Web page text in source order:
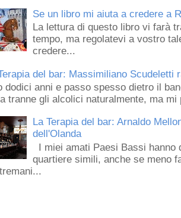
Se un libro mi aiuta a credere a
La lettura di questo libro vi farà
tempo, ma regolatevi a vostro
credere...
del bar: Massimiliano
dodici anni e passo spesso dietro il
tranne gli alcolici naturalmente, ma mi
La Terapia del bar: Arnaldo
dell'Olanda
I miei amati Paesi Bassi
quartiere simili, anche se meno